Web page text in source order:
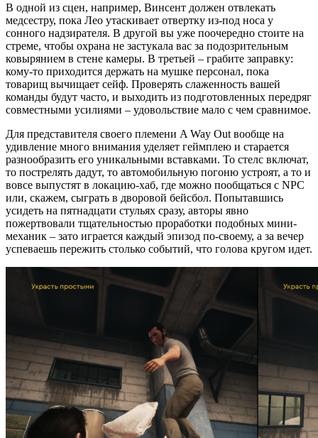
В одной из сцен, например, Винсент должен отвлекать
медсестру, пока Лео утаскивает отвертку из-под носа у
сонного надзирателя. В другой вы уже поочередно стоите на
стреме, чтобы охрана не застукала вас за подозрительным
ковырянием в стене камеры. В третьей – грабите заправку:
кому-то приходится держать на мушке персонал, пока
товарищ вычищает сейф. Проверять слаженность вашей
команды будут часто, и выходить из подготовленных передряг
совместными усилиями – удовольствие мало с чем сравнимое.
Для представителя своего племени A Way Out вообще на
удивление много внимания уделяет геймплею и старается
разнообразить его уникальными вставками. То стелс включат,
то пострелять дадут, то автомобильную погоню устроят, а то и
вовсе выпустят в локацию-хаб, где можно пообщаться с NPC
или, скажем, сыграть в дворовой бейсбол. Попытавшись
усидеть на пятнадцати стульях сразу, авторы явно
пожертвовали тщательностью проработки подобных мини-
механик – зато играется каждый эпизод по-своему, а за вечер
успеваешь пережить столько событий, что голова кругом идет.